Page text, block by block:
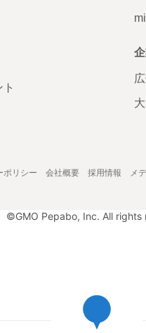
ポリシー 会社概要 採用情報 メ
©GMO Pepabo, Inc. All rights